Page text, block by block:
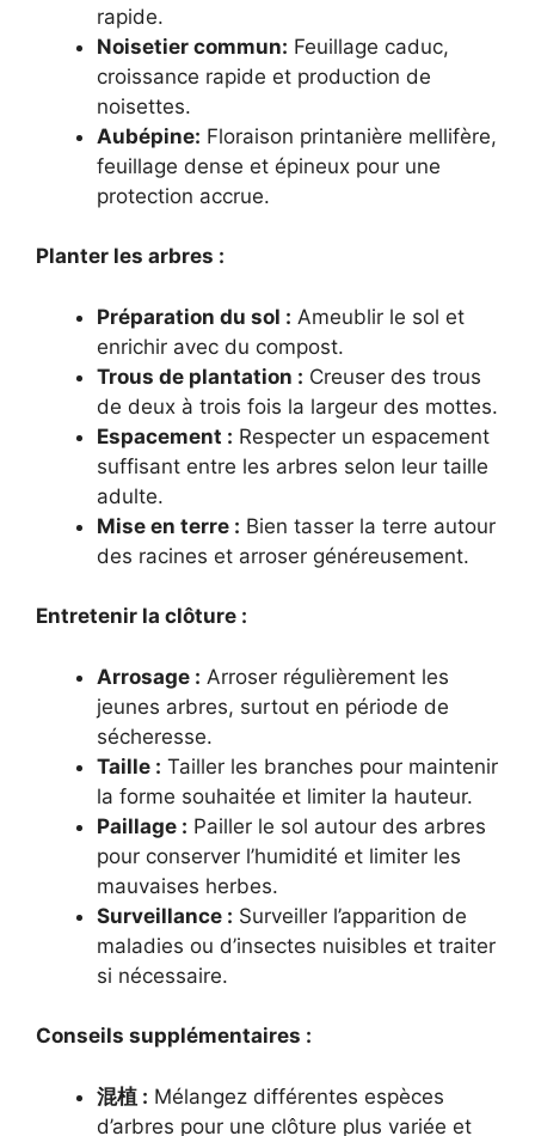
rapide.
Noisetier commun: Feuillage caduc,
croissance rapide et production de
noisettes.
Aubépine: Floraison printanière mellifère,
feuillage dense et épineux pour une
protection accrue.
Planter les arbres :
Préparation du sol : Ameublir le sol et
enrichir avec du compost.
Trous de plantation : Creuser des trous
de deux à trois fois la largeur des mottes.
Espacement : Respecter un espacement
suffisant entre les arbres selon leur taille
adulte.
Mise en terre : Bien tasser la terre autour
des racines et arroser généreusement.
Entretenir la clôture :
Arrosage : Arroser régulièrement les
jeunes arbres, surtout en période de
sécheresse.
Taille : Tailler les branches pour maintenir
la forme souhaitée et limiter la hauteur.
Paillage : Pailler le sol autour des arbres
pour conserver l’humidité et limiter les
mauvaises herbes.
Surveillance : Surveiller l’apparition de
maladies ou d’insectes nuisibles et traiter
si nécessaire.
Conseils supplémentaires :
混植 : Mélangez différentes espèces
d’arbres pour une clôture plus variée et